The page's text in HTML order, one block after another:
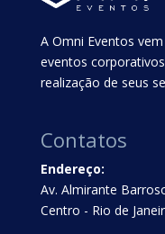
A Omni Eventos
eventos
realização de seus
Contatos
Endereço:
Av. Almirante
Centro - Rio de